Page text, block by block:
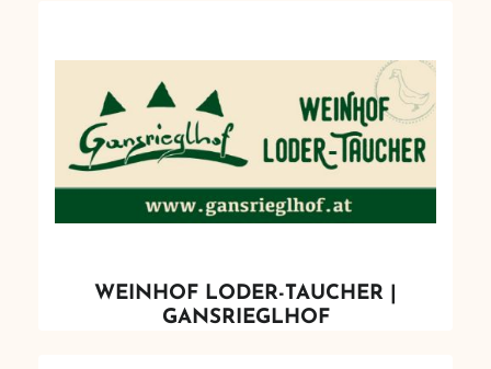
WEINHOF LODER-TAUCHER |
GANSRIEGLHOF